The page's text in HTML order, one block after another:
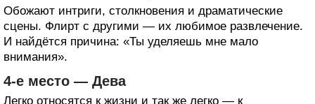
Обожают интриги, столкновения и драматические
сцены. Флирт с другими — их любимое развлечение.
И найдётся причина: «Ты уделяешь мне мало
внимания».
4-е место — Дева
Легко относятся к жизни и так же легко — к